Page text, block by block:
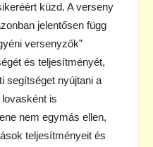
küzd. A verseny
jelentősen függ
versenyzők”
és teljesítményét,
segítséget nyújtani a
is
nem egymás ellen,
teljesítményeit és